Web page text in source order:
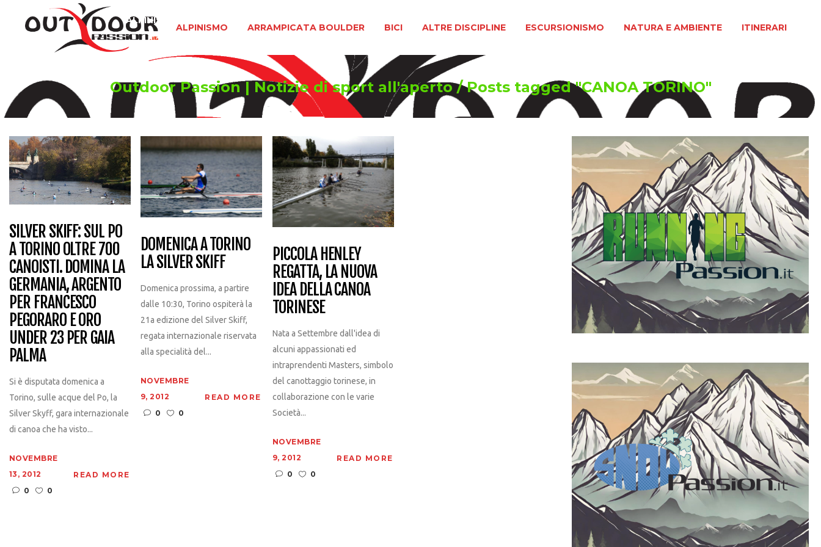
ALPINISMO ARRAMPICATA BOULDER BICI ALTRE DISCIPLINE ESCURSIONISMO NATURA E AMBIENTE ITINERARI
ALPINISMO
Outdoor Passion | Notizie di sport all'aperto/Posts tagged "CANOA TORINO"
SILVER SKIFF: SUL PO
A TORINO OLTRE 700
CANOISTI. DOMINA LA
GERMANIA, ARGENTO
PER FRANCESCO
PEGORARO E ORO
UNDER 23 PER GAIA
PALMA
Si è disputata domenica a
Torino, sulle acque del Po, la
Silver Skyff, gara internazionale
di canoa che ha visto...
NOVEMBRE
13, 2012
0
0
READ MORE
DOMENICA A TORINO
LA SILVER SKIFF
Domenica prossima, a partire
dalle 10:30, Torino ospiterà la
21a edizione del Silver Skiff,
regata internazionale riservata
alla specialità del...
NOVEMBRE
9, 2012
0
0
READ MORE
PICCOLA HENLEY
REGATTA, LA NUOVA
IDEA DELLA CANOA
TORINESE
Nata a Settembre dall'idea di
alcuni appassionati ed
intraprendenti Masters, simbolo
del canottaggio torinese, in
collaborazione con le varie
Società...
NOVEMBRE
9, 2012
0
0
READ MORE